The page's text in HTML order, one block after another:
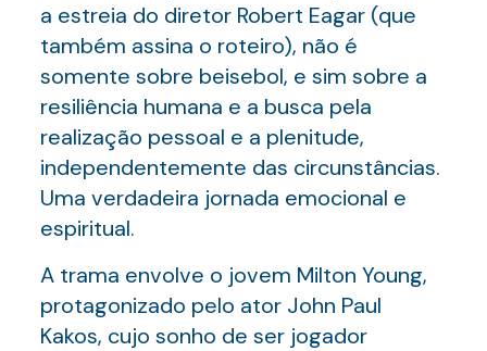
a estreia do diretor Robert Eagar (que
também assina o roteiro), não é
somente sobre beisebol, e sim sobre a
resiliência humana e a busca pela
realização pessoal e a plenitude,
independentemente das circunstâncias.
Uma verdadeira jornada emocional e
espiritual.
A trama envolve o jovem Milton Young,
protagonizado pelo ator John Paul
Kakos, cujo sonho de ser jogador